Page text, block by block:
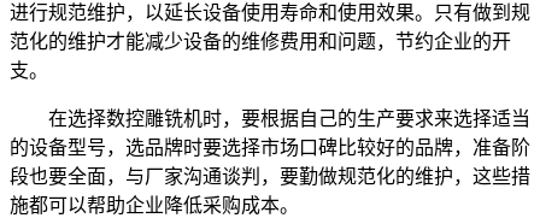
进行规范维护，以延长设备使用寿命和使用效果。只有做到规
范化的维护才能减少设备的维修费用和问题，节约企业的开
支。
在选择数控雕铣机时，要根据自己的生产要求来选择适当
的设备型号，选品牌时要选择市场口碑比较好的品牌，准备阶
段也要全面，与厂家沟通谈判，要勤做规范化的维护，这些措
施都可以帮助企业降低采购成本。